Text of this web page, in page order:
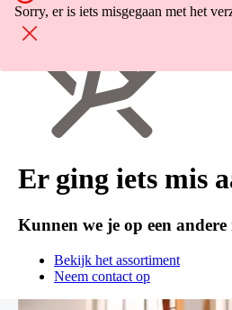
Sorry, er is iets misgegaan met het
Er ging iets mis
Kunnen we je op een
Bekijk het assortiment
Neem contact op